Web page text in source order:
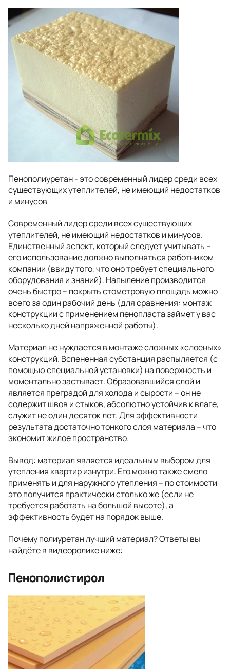
Пенополиуретан - это современный лидер среди всех
существующих утеплителей, не имеющий недостатков
и минусов
Современный лидер среди всех существующих
утеплителей, не имеющий недостатков и минусов.
Единственный аспект, который следует учитывать –
его использование должно выполняться работником
компании (ввиду того, что оно требует специального
оборудования и знаний). Напыление производится
очень быстро – покрыть стометровую площадь можно
всего за один рабочий день (для сравнения: монтаж
конструкции с применением пенопласта займет у вас
несколько дней напряженной работы).
Материал не нуждается в монтаже сложных «слоеных»
конструкций. Вспененная субстанция распыляется (с
помощью специальной установки) на поверхность и
моментально застывает. Образовавшийся слой и
является преградой для холода и сырости – он не
содержит швов и стыков, абсолютно устойчив к влаге,
служит не один десяток лет. Для эффективности
результата достаточно тонкого слоя материала – что
экономит жилое пространство.
Вывод: материал является идеальным выбором для
утепления квартир изнутри. Его можно также смело
применять и для наружного утепления – по стоимости
это получится практически столько же (если не
требуется работать на большой высоте), а
эффективность будет на порядок выше.
Почему полиуретан лучший материал? Ответы вы
найдёте в видеоролике ниже:
Пенополистирол